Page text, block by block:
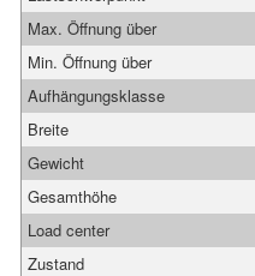
Max. Öffnung über
Min. Öffnung über
Aufhängungsklasse
Breite
Gewicht
Gesamthöhe
Load center
Zustand